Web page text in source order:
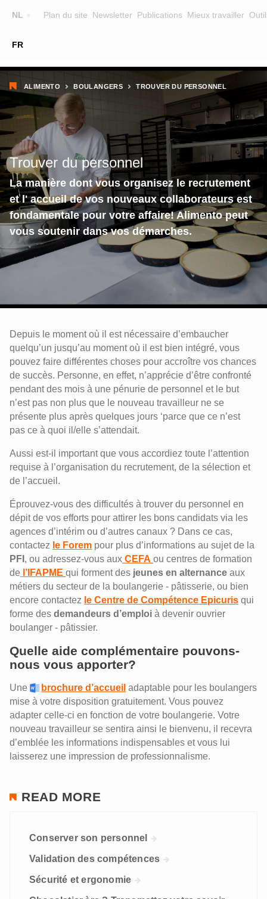
NL
FR
Plan du site Newsletter Publications Mieux travailler
Main
navigation
FORMATEURS
SUR ALIMENTO
EQUIPE
CONTACT
Fil
d'Ariane
ALIMENTO BOULANGERS TROUVER DU PERSONNEL
Trouver du personnel
La manière dont vous organisez le recrutement
et l' accueil de vos nouveaux collaborateurs est
fondamentale pour votre affaire! Alimento peut
vous soutenir dans vos démarches.
Depuis le moment où il est nécessaire d’embaucher
quelqu’un jusqu’au moment où il est bien intégré, vous
pouvez faire différentes choses pour accroître vos chances
de succès. Personne, en effet, n’apprécie d’être confronté
pendant des mois à une pénurie de personnel et le but
n’est pas non plus que le nouveau travailleur ne se
présente plus après quelques jours ‘parce que ce n’est
pas ce à quoi il/elle s’attendait.
Aussi est-il important que vous accordiez toute l’attention
requise à l’organisation du recrutement, de la sélection et
de l’accueil.
Éprouvez-vous des difficultés à trouver du personnel en
dépit de vos efforts pour attirer les bons candidats via les
agences d’intérim ou d’autres canaux ? Dans ce cas,
contactez le Forem pour plus d’informations au sujet de la
PFI , ou adressez-vous aux CEFA ou centres de formation
de l’IFAPME qui forment des jeunes en alternance aux
métiers du secteur de la boulangerie - pâtisserie, ou bien
encore contactez le Centre de Compétence Epicuris qui
forme des demandeurs d’emploi à devenir ouvrier
boulanger - pâtissier.
Quelle aide complémentaire pouvons-
nous vous apporter?
Une brochure d’accueil adaptable pour les boulangers
mise à votre disposition gratuitement. Vous pouvez
adapter celle-ci en fonction de votre boulangerie. Votre
nouveau travailleur se sentira ainsi le bienvenu, il recevra
d’emblée les informations indispensables et vous lui
laisserez une impression de professionnalisme.
READ MORE
Conserver son personnel
Validation des compétences
Sécurité et ergonomie